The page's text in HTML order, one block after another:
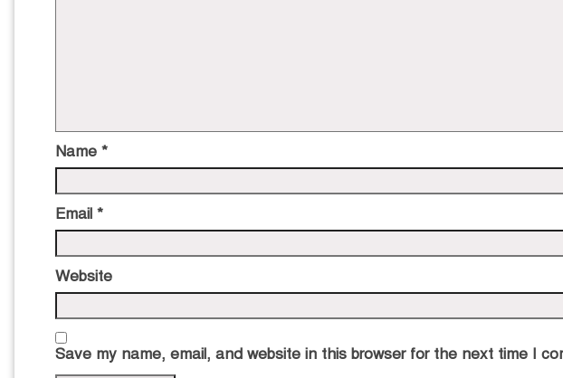
Name *
Email *
Website
Save my name, email, and website in this browser for the next time I